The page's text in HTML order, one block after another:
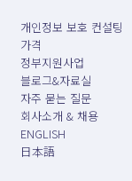
개인정보 보호 컨설팅
가격
정부지원사업
블로그&자료실
자주 묻는 질문
회사소개 & 채용
ENGLISH
日本語